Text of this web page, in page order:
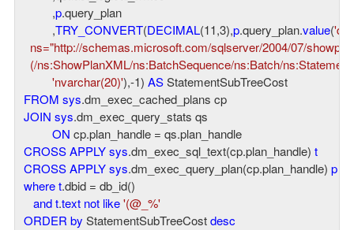
         ,
p.query_plan
         ,
TRY_CONVERT(DECIMAL(11,3),p.query_plan.value(
ns="http://schemas.microsoft.com/sqlserver/2004/07/
(/ns:ShowPlanXML/ns:BatchSequence/ns:Batch/
'nvarchar(20)'),-1) AS
StatementSubTreeCost
FROM sys
.dm_exec_cached_plans cp
JOIN sys.dm_exec_query_stats qs
ON
cp.plan_handle = qs.plan_handle
CROSSAPPLYsys.dm_exec_sql_text(cp.plan_handle) t
CROSSAPPLYsys.dm_exec_query_plan(cp.plan_handle) p
wheret.dbid = db_id()
andt.text not like'(@_%'
ORDER by StatementSubTreeCost desc